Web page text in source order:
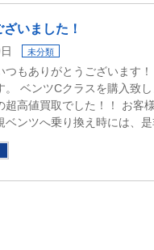
いました！
未分類
つもありがとうございます
。 ベンツCクラスを購入致
超高値買取でした！！ お客
ベンツへ乗り換え時には、是